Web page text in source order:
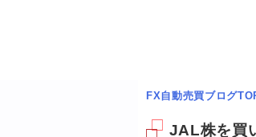
FX自動売買ブログ
JAL株を買